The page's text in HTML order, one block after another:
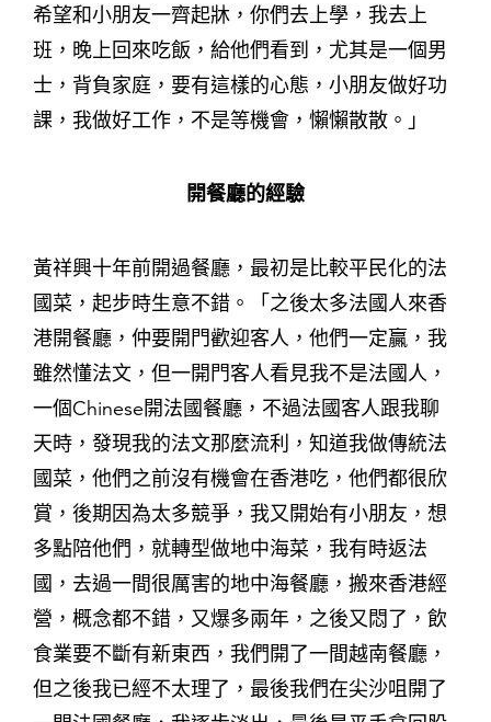
希望和小朋友一齊起牀，你們去上學，我去上
班，晚上回來吃飯，給他們看到，尤其是一個男
士，背負家庭，要有這樣的心態，小朋友做好功
課，我做好工作，不是等機會，懶懶散散。」
開餐廳的經驗
黃祥興十年前開過餐廳，最初是比較平民化的法
國菜，起步時生意不錯。「之後太多法國人來香
港開餐廳，仲要開門歡迎客人，他們一定贏，我
雖然懂法文，但一開門客人看見我不是法國人，
一個Chinese開法國餐廳，不過法國客人跟我聊
天時，發現我的法文那麼流利，知道我做傳統法
國菜，他們之前沒有機會在香港吃，他們都很欣
賞，後期因為太多競爭，我又開始有小朋友，想
多點陪他們，就轉型做地中海菜，我有時返法
國，去過一間很厲害的地中海餐廳，搬來香港經
營，概念都不錯，又爆多兩年，之後又悶了，飲
食業要不斷有新東西，我們開了一間越南餐廳，
但之後我已經不太理了，最後我們在尖沙咀開了